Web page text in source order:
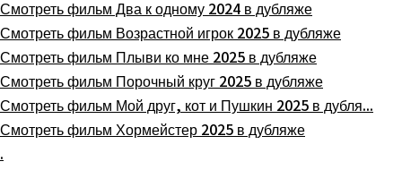
Смотреть фильм Два к одному 2024 в дубляже
Смотреть фильм Возрастной игрок 2025 в дубляже
Смотреть фильм Плыви ко мне 2025 в дубляже
Смотреть фильм Порочный круг 2025 в дубляже
Смотреть фильм Мой друг, кот и Пушкин 2025 в дубля...
Смотреть фильм Хормейстер 2025 в дубляже
.